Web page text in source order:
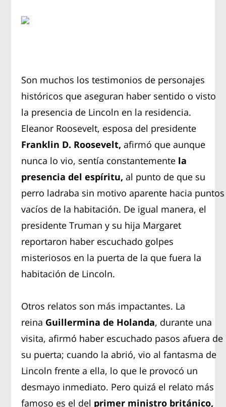
Son muchos los testimonios de personajes
históricos que aseguran haber sentido o visto
la presencia de Lincoln en la residencia.
Eleanor Roosevelt, esposa del presidente
Franklin D. Roosevelt, afirmó que aunque
nunca lo vio, sentía constantemente la
presencia del espíritu, al punto de que su
perro ladraba sin motivo aparente hacia puntos
vacíos de la habitación. De igual manera, el
presidente Truman y su hija Margaret
reportaron haber escuchado golpes
misteriosos en la puerta de la que fuera la
habitación de Lincoln.
Otros relatos son más impactantes. La
reina Guillermina de Holanda, durante una
visita, afirmó haber escuchado pasos afuera de
su puerta; cuando la abrió, vio al fantasma de
Lincoln frente a ella, lo que le provocó un
desmayo inmediato. Pero quizá el relato más
famoso es el del primer ministro británico,